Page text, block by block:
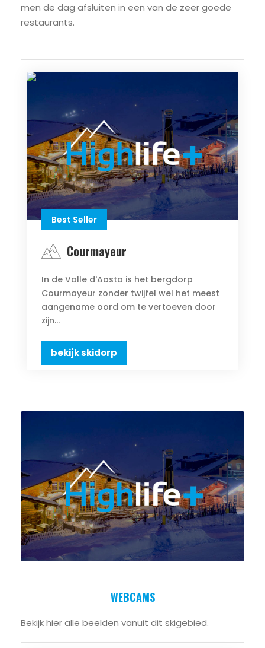
men de dag afsluiten in een van de zeer goede
restaurants.
Best Seller
Courmayeur
In de Valle d'Aosta is het bergdorp
Courmayeur zonder twijfel wel het meest
aangename oord om te vertoeven door
zijn...
bekijk skidorp
WEBCAMS
Bekijk hier alle beelden vanuit dit skigebied.